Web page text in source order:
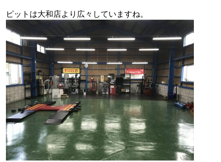
ピットは大和店より広々していますね。